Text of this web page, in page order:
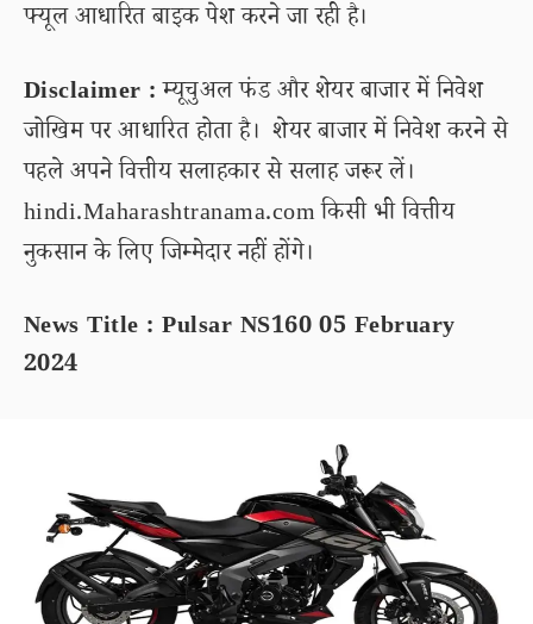
फ्यूल आधारित बाइक पेश करने जा रही है।
Disclaimer :म्यूचुअल फंड और शेयर बाजार में निवेश
जोखिम पर आधारित होता है। शेयर बाजार में निवेश करने से
पहले अपने वित्तीय सलाहकार से सलाह जरूर लें।
hindi.Maharashtranama.com किसी भी वित्तीय
नुकसान के लिए जिम्मेदार नहीं होंगे।
News Title : Pulsar NS160 05 February
2024